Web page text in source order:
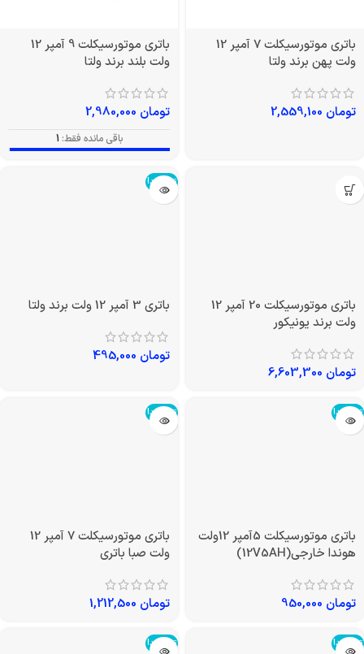
باتری موتورسیکلت 7 آمپر 12
ولت پهن برند ولتا
تومان
باتری موتورسیکلت 9 آمپر 12
ولت بلند برند ولتا
تومان
باقی مانده فقط: 1
باتری موتورسیکلت 20 آمپر 12
ولت برند یونیکور
تومان
تمام شد!
باتری 3 آمپر 12 ولت برند ولتا
تومان
تمام شد!
باتری موتورسیکلت 5آمپر 12ولت
هوندا خارجی(12V5AH)
تومان
تمام شد!
باتری موتورسیکلت 7 آمپر 12
ولت صبا باتری
تومان
تمام شد! تمام شد!